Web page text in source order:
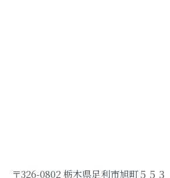
〒326-0802 栃木県足利市旭町５５３